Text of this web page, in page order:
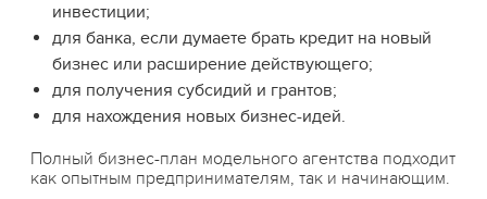
инвестиции;
для банка, если думаете брать кредит на новый
бизнес или расширение действующего;
для получения субсидий и грантов;
для нахождения новых бизнес-идей.
Полный бизнес-план модельного агентства подходит
как опытным предпринимателям, так и начинающим.